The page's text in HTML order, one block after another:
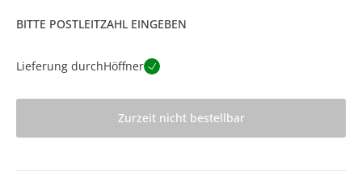
BITTE POSTLEITZAHL EINGEBEN
Lieferung durchHöffner
Zurzeit nicht bestellbar